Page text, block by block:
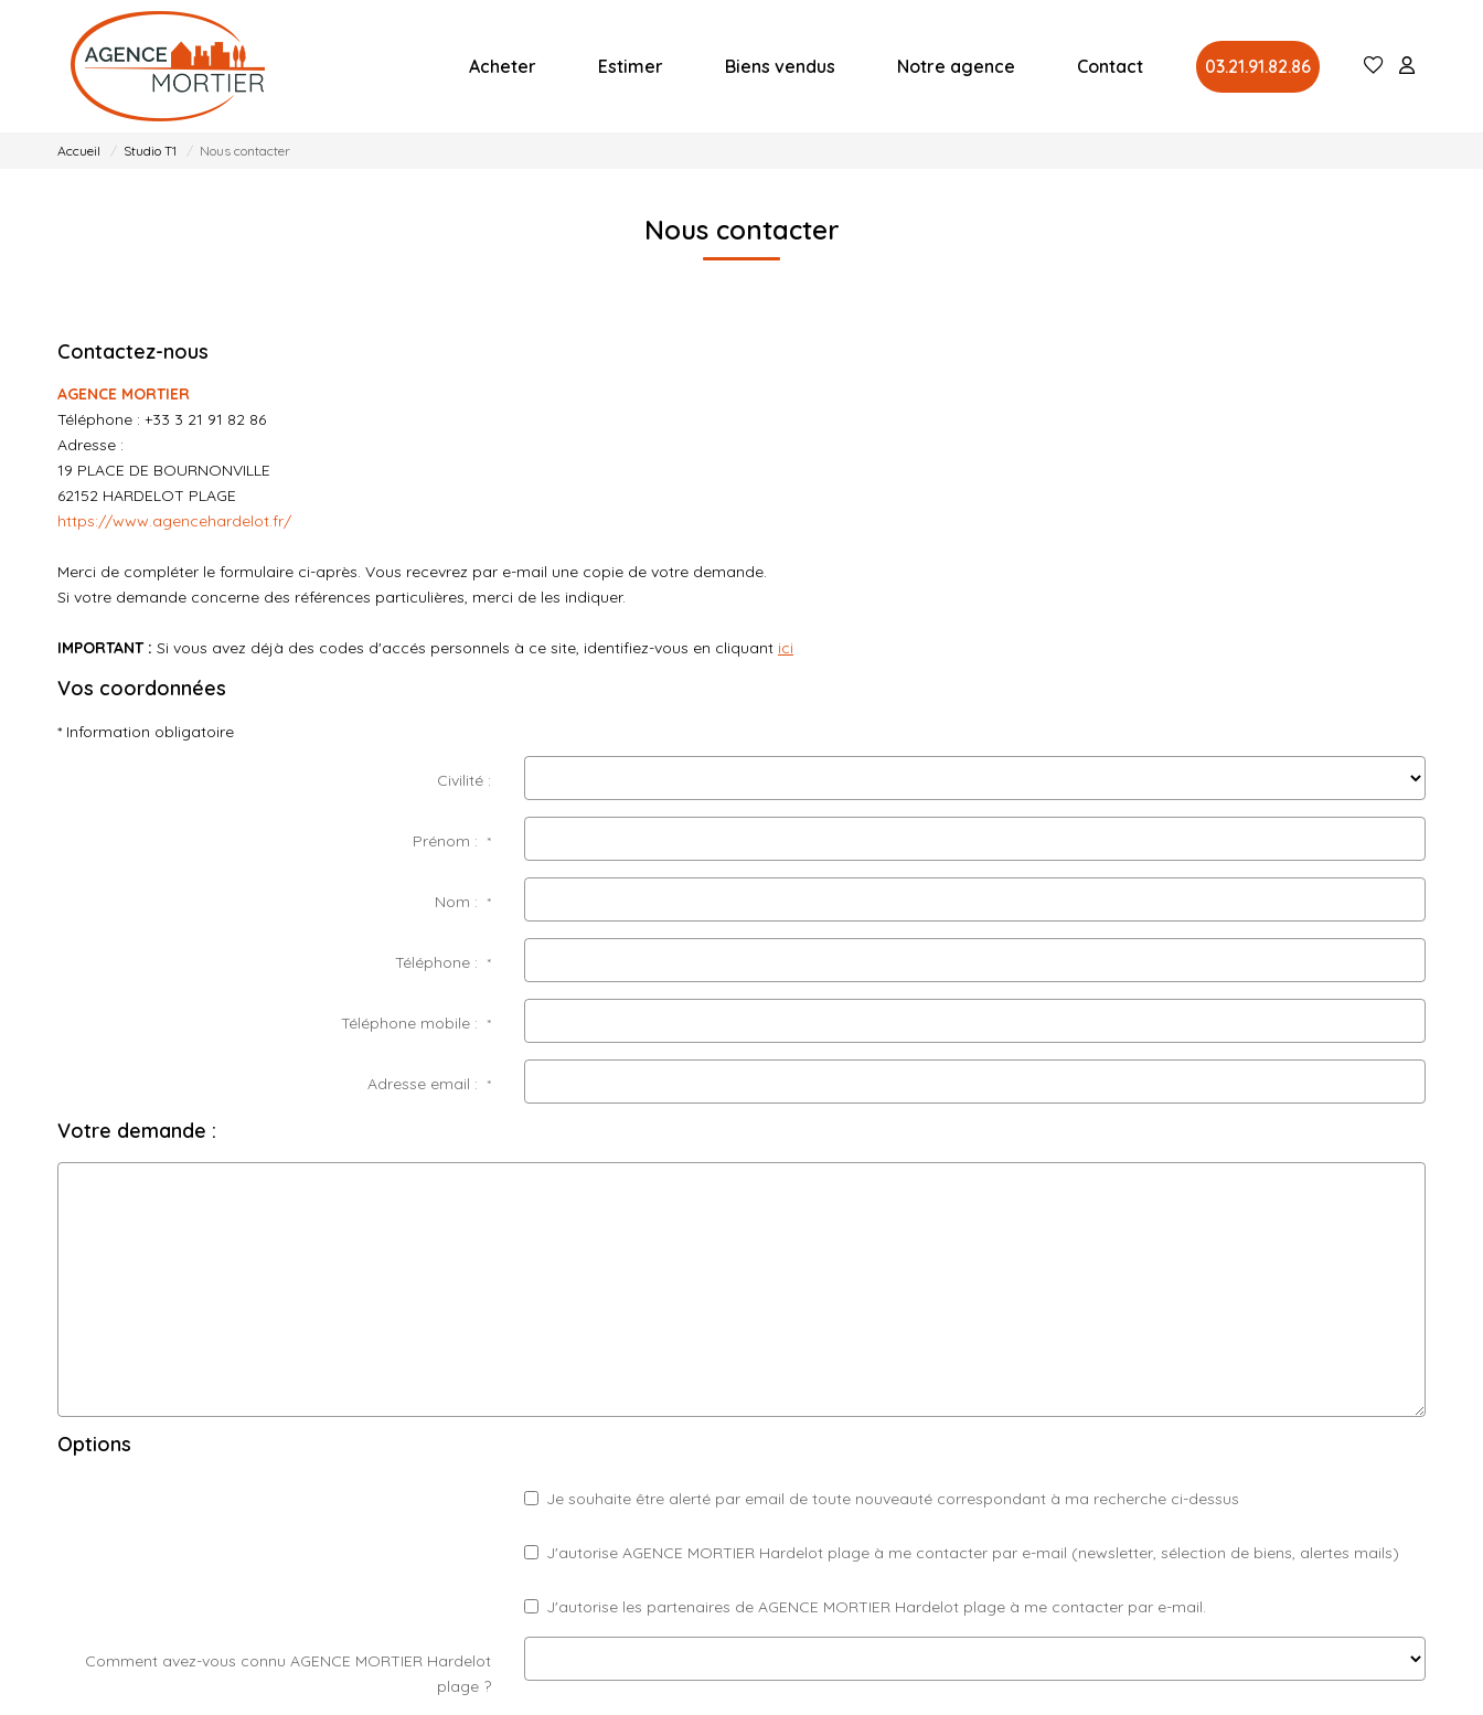
Acheter Estimer Biens vendus Notre agence Contact 03.21.91.82.86
Accueil Studio T1 Nous contacter
Nous contacter
Contactez-nous
AGENCE MORTIER
Téléphone : +33 3 21 91 82 86
Adresse :
19 PLACE DE BOURNONVILLE
62152 HARDELOT PLAGE
https://www.agencehardelot.fr/
Merci de compléter le formulaire ci-après. Vous recevrez par e-mail une copie de votre demande.
Si votre demande concerne des références particulières, merci de les indiquer.
IMPORTANT : Si vous avez déjà des codes d'accés personnels à ce site, identifiez-vous en cliquant ici
Vos coordonnées
* Information obligatoire
Civilité :
Prénom : *
Nom : *
Téléphone : *
Téléphone mobile : *
Adresse email : *
Votre demande :
Options
Je souhaite être alerté par email de toute nouveauté correspondant à ma recherche ci-dessus
J'autorise AGENCE MORTIER Hardelot plage à me contacter par e-mail (newsletter, sélection de biens, alertes mails)
J'autorise les partenaires de AGENCE MORTIER Hardelot plage à me contacter par e-mail.
Comment avez-vous connu AGENCE MORTIER Hardelot
plage ?